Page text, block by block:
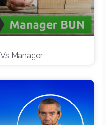
Manager